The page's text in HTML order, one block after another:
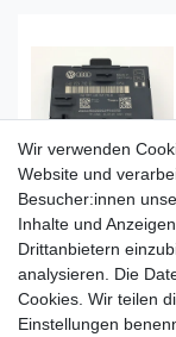
Wir verwenden
Website und
Besucher:innen
Inhalte und
Drittanbietern
analysieren. Die
Cookies. Wir teilen
Einstellungen